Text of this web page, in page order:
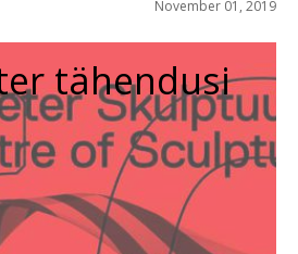
November 01, 2019
tähendusi